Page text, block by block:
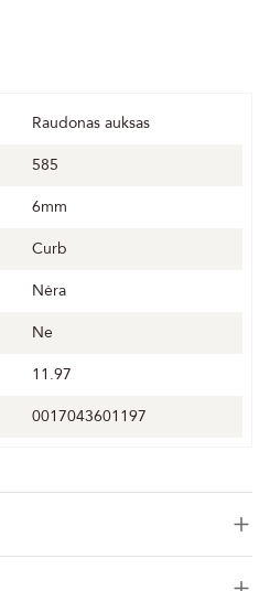
Raudonas auksas
585
6mm
Curb
Nėra
Ne
11.97
0017043601197